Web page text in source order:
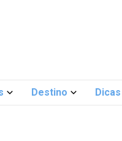
Destino Dicas